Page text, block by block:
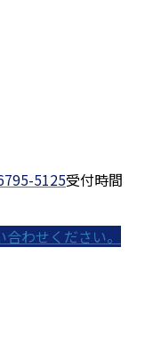
5125受付時間
わせください。